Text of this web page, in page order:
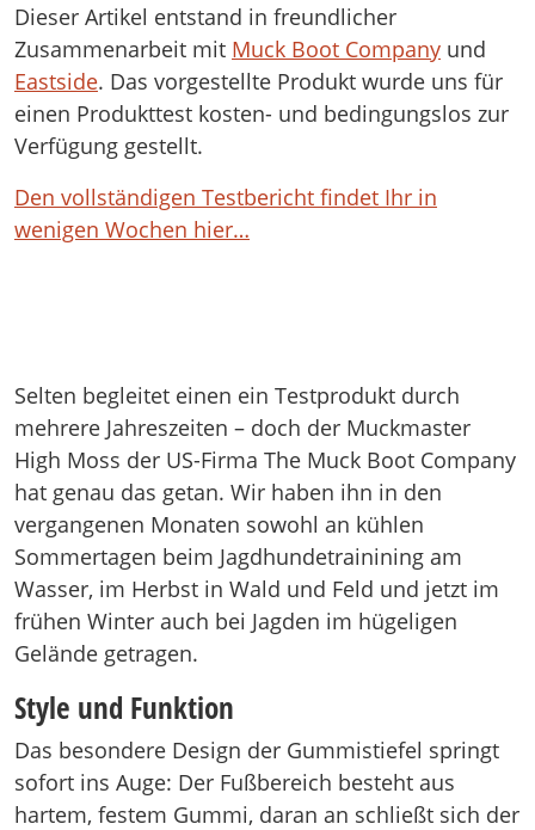
Dieser Artikel entstand in freundlicher
Zusammenarbeit mit Muck Boot Company und
Eastside. Das vorgestellte Produkt wurde uns für
einen Produkttest kosten- und bedingungslos zur
Verfügung gestellt.
Den vollständigen Testbericht findet Ihr in
wenigen Wochen hier…
Selten begleitet einen ein Testprodukt durch
mehrere Jahreszeiten – doch der Muckmaster
High Moss der US-Firma The Muck Boot Company
hat genau das getan. Wir haben ihn in den
vergangenen Monaten sowohl an kühlen
Sommertagen beim Jagdhundetrainining am
Wasser, im Herbst in Wald und Feld und jetzt im
frühen Winter auch bei Jagden im hügeligen
Gelände getragen.
Style und Funktion
Das besondere Design der Gummistiefel springt
sofort ins Auge: Der Fußbereich besteht aus
hartem, festem Gummi, daran an schließt sich der